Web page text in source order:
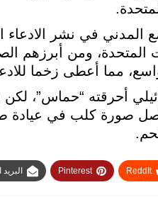
في نشر الادعاء
المتحدة، ومن أبرزهم
مما أعطى زخما
أحرقته “حماس”،
صورة كلب في عيادة
ReddIt
Pinterest